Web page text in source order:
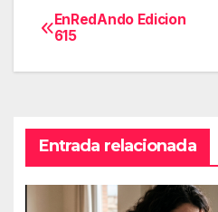
Navegación
de
EnRedAndo Edicion
615
Entrada relacionada